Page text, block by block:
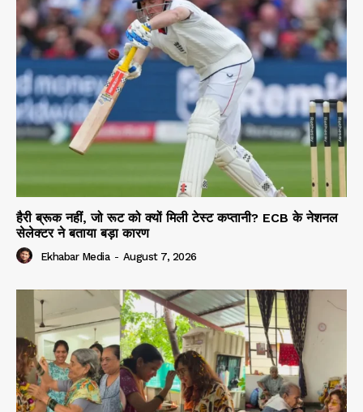
हैरी ब्रूक नहीं, जो रूट को क्यों मिली टेस्ट कप्तानी? ECB के नेशनल
सेलेक्टर ने बताया बड़ा कारण
Ekhabar Media - August 7, 2026